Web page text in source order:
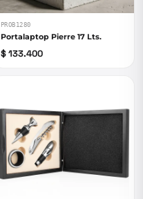
PROB1280
Portalaptop Pierre 17 Lts.
$ 133.400